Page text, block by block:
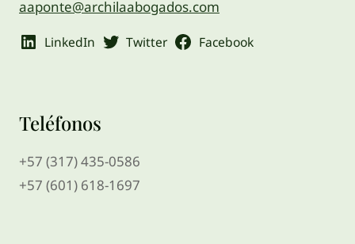
aaponte@archilaabogados.com
LinkedIn Twitter Facebook
Teléfonos
+57 (317) 435-0586
+57 (601) 618-1697